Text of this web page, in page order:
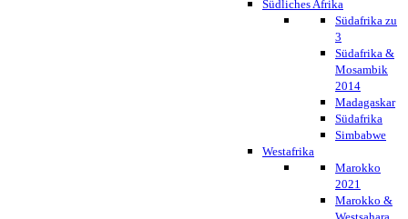
Südliches Afrika
Südafrika zu
3
Südafrika &
Mosambik
2014
Madagaskar
Südafrika
Simbabwe
Westafrika
Marokko
2021
Marokko &